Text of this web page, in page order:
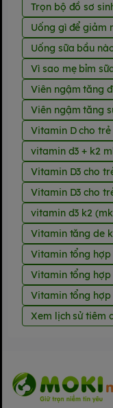
Trọn bộ đồ sơ
Uống gì để giảm
Uống sữa bầu
Vì sao mẹ bỉm
Viên ngậm tăng
Viên ngậm tăng
Vitamin D cho
vitamin d3 + k2
Vitamin D3 cho
Vitamin D3 cho
vitamin d3 k2
Vitamin tăng de
Vitamin tổng hợp
Vitamin tổng
Vitamin tổng
Xem lịch sử tiêm